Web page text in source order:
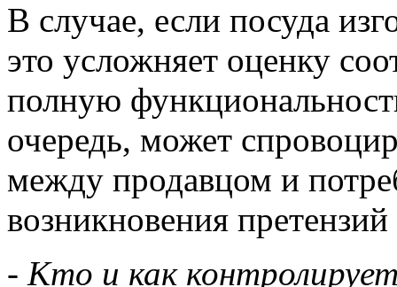
В случае, если посуда
это усложняет оценку
полную
очередь, может
между продавцом и
возникновения претензий
- Кто и как